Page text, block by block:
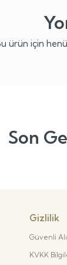
ürün için
Son
Gizlilik
Güvenli
KVKK